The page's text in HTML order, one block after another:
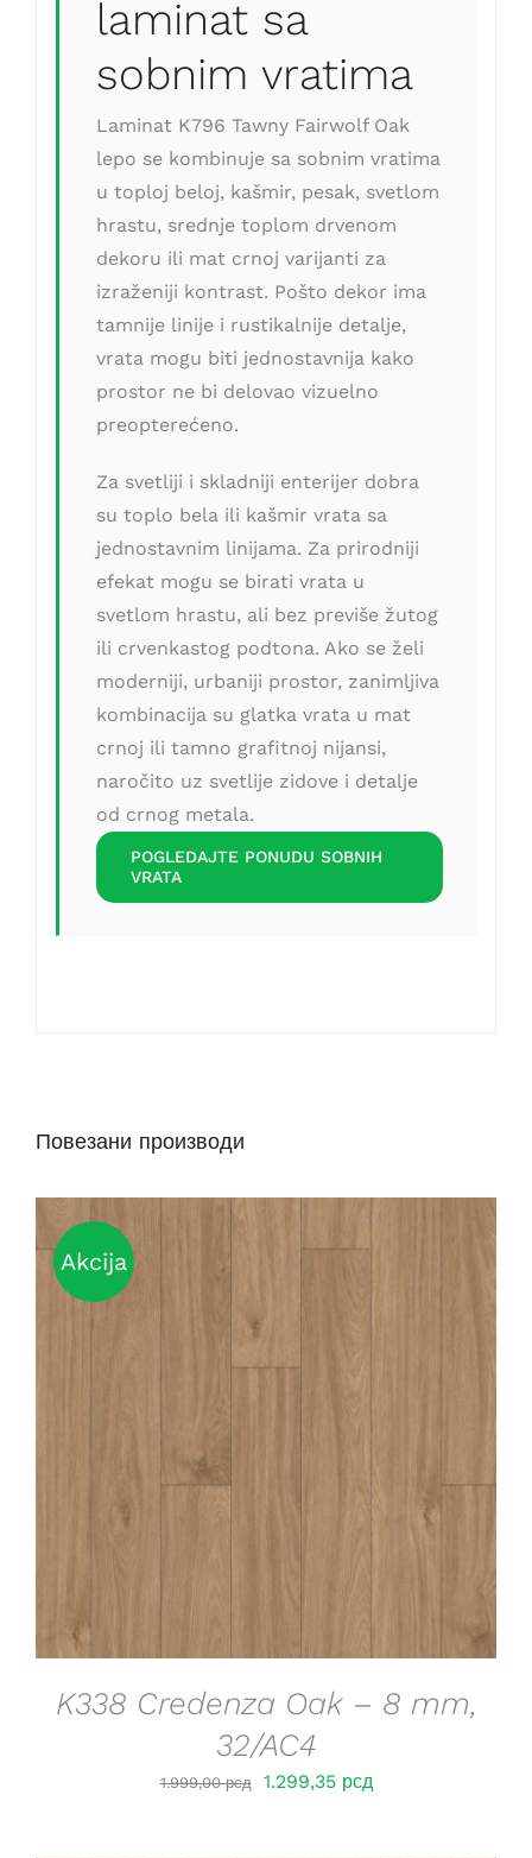
laminat sa
sobnim vratima
Laminat K796 Tawny Fairwolf Oak
lepo se kombinuje sa sobnim vratima
u toploj beloj, kašmir, pesak, svetlom
hrastu, srednje toplom drvenom
dekoru ili mat crnoj varijanti za
izraženiji kontrast. Pošto dekor ima
tamnije linije i rustikalnije detalje,
vrata mogu biti jednostavnija kako
prostor ne bi delovao vizuelno
preopterećeno.
Za svetliji i skladniji enterijer dobra
su toplo bela ili kašmir vrata sa
jednostavnim linijama. Za prirodniji
efekat mogu se birati vrata u
svetlom hrastu, ali bez previše žutog
ili crvenkastog podtona. Ako se želi
moderniji, urbaniji prostor, zanimljiva
kombinacija su glatka vrata u mat
crnoj ili tamno grafitnoj nijansi,
naročito uz svetlije zidove i detalje
od crnog metala.
POGLEDAJTE PONUDU SOBNIH
VRATA
Повезани производи
Akcija
K338 Credenza Oak – 8 mm,
32/AC4
1.999,00рсд
Оригинална
1.299,35 рсдТренутна